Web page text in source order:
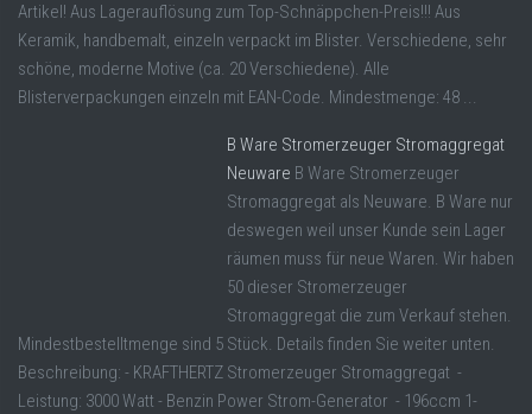
Artikel! Aus Lagerauflösung zum Top-Schnäppchen-Preis!!! Aus
Keramik, handbemalt, einzeln verpackt im Blister. Verschiedene, sehr
schöne, moderne Motive (ca. 20 Verschiedene). Alle
Blisterverpackungen einzeln mit EAN-Code. Mindestmenge: 48 ...
B Ware Stromerzeuger Stromaggregat
Neuware B Ware Stromerzeuger
Stromaggregat als Neuware. B Ware nur
deswegen weil unser Kunde sein Lager
räumen muss für neue Waren. Wir haben
50 dieser Stromerzeuger
Stromaggregat die zum Verkauf stehen.
Mindestbestelltmenge sind 5 Stück. Details finden Sie weiter unten.
Beschreibung: - KRAFTHERTZ Stromerzeuger Stromaggregat -
Leistung: 3000 Watt - Benzin Power Strom-Generator - 196ccm 1-